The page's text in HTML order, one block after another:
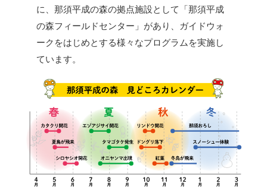
に、那須平成の森の拠点施設として「那須平成
の森フィールドセンター」があり、ガイドウォ
ークをはじめとする様々なプログラムを実施し
ています。